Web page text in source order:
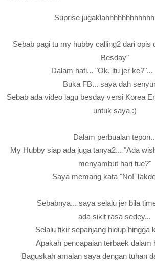
Suprise
Sebab pagi tu my hubby calling2 dari opis
Besday"
Dalam hati... "Ok, itu jer ke?"...
Buka FB... saya dah
Sebab ada video lagu besday versi Korea
untuk saya :)
Dalam perbualan
My Hubby siap ada juga tanya2... "Ada
menyambut hari tue?"
Saya memang kata "No!
Sebabnya... saya selalu jer bila
ada sikit rasa sedey...
Selalu fikir sepanjang hidup hingga
Apakah pencapaian terbaek dalam
Baguskah amalan saya dengan tuhan